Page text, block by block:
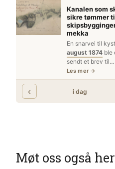
Møt oss også her